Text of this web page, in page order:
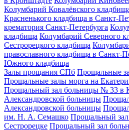
Колумбарий Ковалёвского
Красненького кладбища в Санкт-
крематория Cанкт-Петербурга
кладбища Колумбарий Северного
Сестрорецкого кладбища
православного кладбища в Санкт-
Южного кладбища
Залы прощания СПб Прощальные
Прощальные залы морга на
Прощальный зал больницы № 33 в
Александровской больницы
Александровской больницы
им. Н. А. Семашко Прощальный
Сестрорецке Прощальный зал